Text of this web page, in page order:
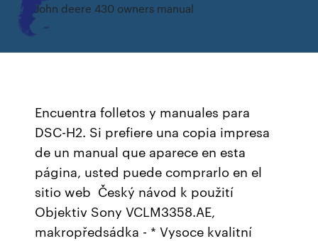
John deere 430 owners manual
Encuentra folletos y manuales para
DSC-H2. Si prefiere una copia impresa
de un manual que aparece en esta
página, usted puede comprarlo en el
sitio web Český návod k použití
Objektiv Sony VCLM3358.AE,
makropředsádka - * Vysoce kvalitní